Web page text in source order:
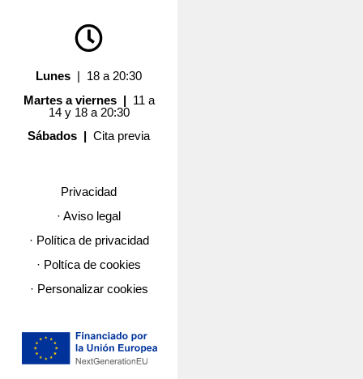
Lunes | 18 a 20:30
Martes a viernes | 11 a
14 y 18 a 20:30
Sábados |Cita previa
Privacidad
· Aviso legal
· Política de privacidad
· Poltíca de cookies
· Personalizar cookies